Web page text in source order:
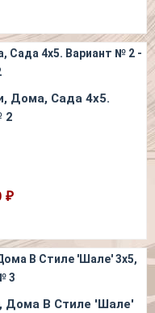
Дома, Сада 4х5.
2
₽
Дома В Стиле 'Шале'